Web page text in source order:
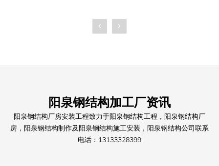
阳泉钢结构加工厂资讯
阳泉钢结构厂房安装工程致力于阳泉钢结构工程，阳泉钢结构厂
房，阳泉钢结构制作及阳泉钢结构施工安装，阳泉钢结构公司联系
电话：13133328399